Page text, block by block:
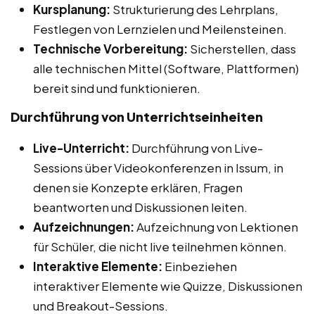
Kursplanung: Strukturierung des Lehrplans,
Festlegen von Lernzielen und Meilensteinen.
Technische Vorbereitung: Sicherstellen, dass
alle technischen Mittel (Software, Plattformen)
bereit sind und funktionieren.
Durchführung von Unterrichtseinheiten
Live-Unterricht: Durchführung von Live-
Sessions über Videokonferenzen in Issum, in
denen sie Konzepte erklären, Fragen
beantworten und Diskussionen leiten.
Aufzeichnungen:Aufzeichnung von Lektionen
für Schüler, die nicht live teilnehmen können.
Interaktive Elemente: Einbeziehen
interaktiver Elemente wie Quizze, Diskussionen
und Breakout-Sessions.